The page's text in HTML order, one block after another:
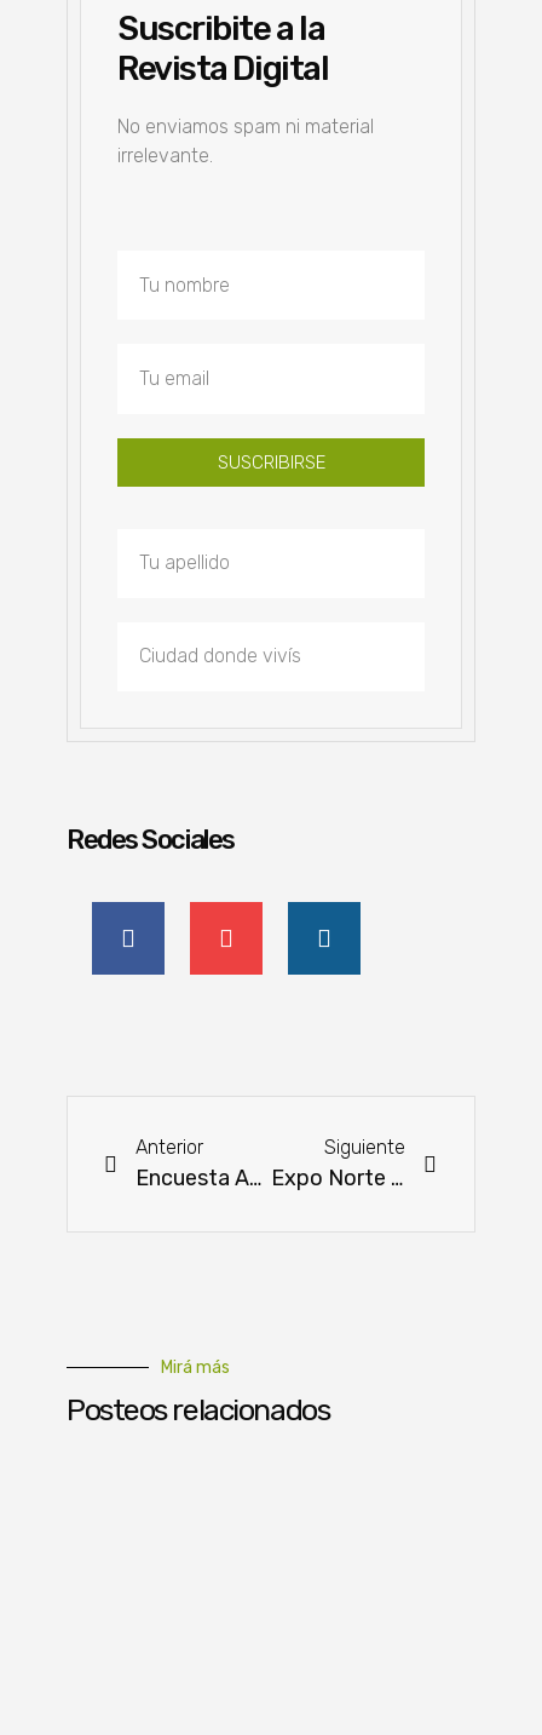
Suscribite a la
Revista Digital
No enviamos spam ni material
irrelevante.
SUSCRIBIRSE
Redes Sociales
Anterior
Encuesta Agropecuaria: impulso a la toma de decisiones del sector
Siguiente
Expo Norte 2024: Bio Natural S.A. expuso estrategias de vacunación para el crecimiento del sector avícola
Mirá más
Posteos relacionados